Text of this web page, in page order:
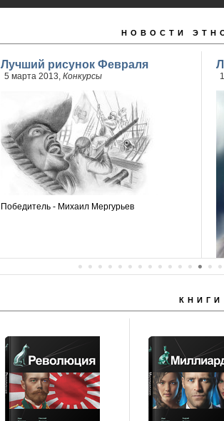
НОВОСТИ
Лучший рисунок Февраля
5 марта 2013, Конкурсы
Победитель - Михаил Мергурьев
КНИГИ